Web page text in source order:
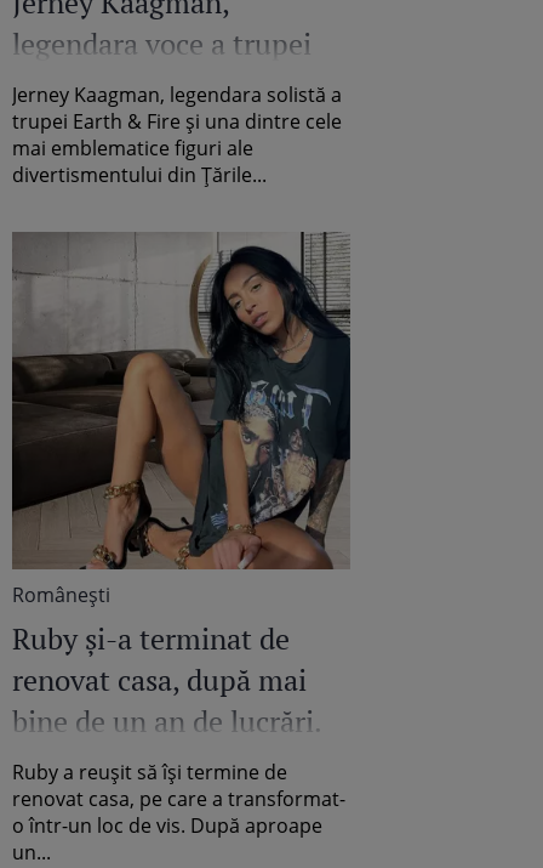
legendara voce a trupei
"Earth & Fire" a murit la
79 de ani
Jerney Kaagman, legendara solistă a
trupei Earth & Fire și una dintre cele
mai emblematice figuri ale
divertismentului din Țările...
Româneşti
Ruby și-a terminat de
renovat casa, după mai
bine de un an de lucrări.
Cum arată acum locuința
artistei
Ruby a reușit să își termine de
renovat casa, pe care a transformat-
o într-un loc de vis. După aproape
un...